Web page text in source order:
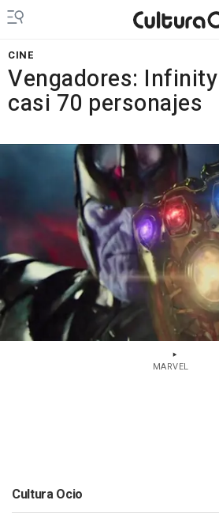
CINE
Vengadores:
casi 70 personajes
MARVEL
Cultura Ocio